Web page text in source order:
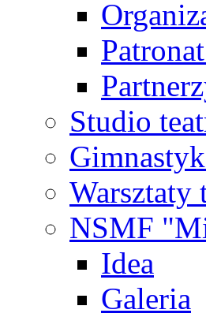
Studio
Warsztaty
NSMF
Idea
Galeria